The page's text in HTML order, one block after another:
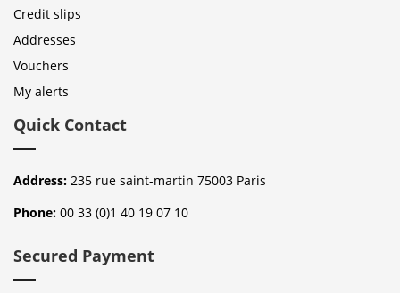
Credit slips
Addresses
Vouchers
My alerts
Quick Contact
Address: 235 rue saint-martin 75003 Paris
Phone: 00 33 (0)1 40 19 07 10
Secured Payment